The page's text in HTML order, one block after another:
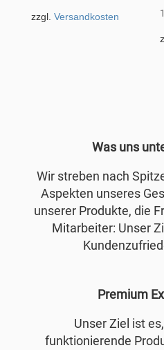
zzgl. Versandkosten
Was uns
Wir streben nach
Aspekten unseres
unserer Produkte, die
Mitarbeiter: Unser
Premium
Unser Ziel ist
funktionierende